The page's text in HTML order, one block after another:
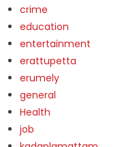
crime
education
entertainment
erattupetta
erumely
general
Health
job